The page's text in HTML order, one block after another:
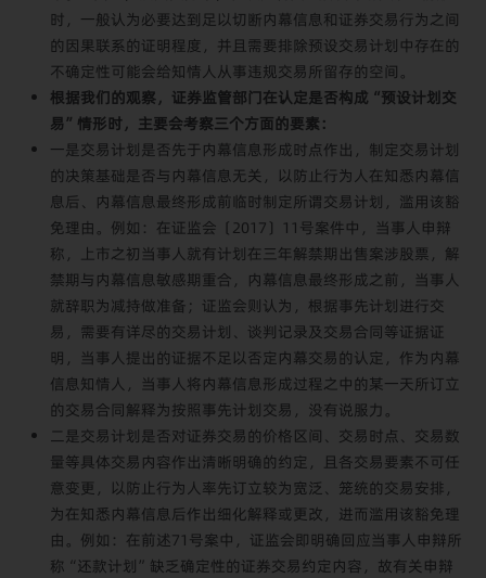
时，一般认为必要达到足以切断内幕信息和证券交易行为之间
的因果联系的证明程度，并且需要排除预设交易计划中存在的
不确定性可能会给知情人从事违规交易所留存的空间。
根据我们的观察，证券监管部门在认定是否构成“预设计划交
易”情形时，主要会考察三个方面的要素：
一是交易计划是否先于内幕信息形成时点作出，制定交易计划
的决策基础是否与内幕信息无关，以防止行为人在知悉内幕信
息后、内幕信息最终形成前临时制定所谓交易计划，滥用该豁
免理由。例如：在证监会〔2017〕11号案件中，当事人申辩
称，上市之初当事人就有计划在三年解禁期出售案涉股票，解
禁期与内幕信息敏感期重合，内幕信息最终形成之前，当事人
就辞职为减持做准备；证监会则认为，根据事先计划进行交
易，需要有详尽的交易计划、谈判记录及交易合同等证据证
明，当事人提出的证据不足以否定内幕交易的认定，作为内幕
信息知情人，当事人将内幕信息形成过程之中的某一天所订立
的交易合同解释为按照事先计划交易，没有说服力。
二是交易计划是否对证券交易的价格区间、交易时点、交易数
量等具体交易内容作出清晰明确的约定，且各交易要素不可任
意变更，以防止行为人率先订立较为宽泛、笼统的交易安排，
为在知悉内幕信息后作出细化解释或更改，进而滥用该豁免理
由。例如：在前述71号案中，证监会即明确回应当事人申辩所
称“还款计划”缺乏确定性的证券交易约定内容，故有关申辩